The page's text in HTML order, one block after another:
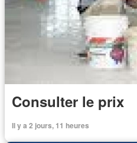
Consulter le prix
Il y a 2 jours, 11 heures